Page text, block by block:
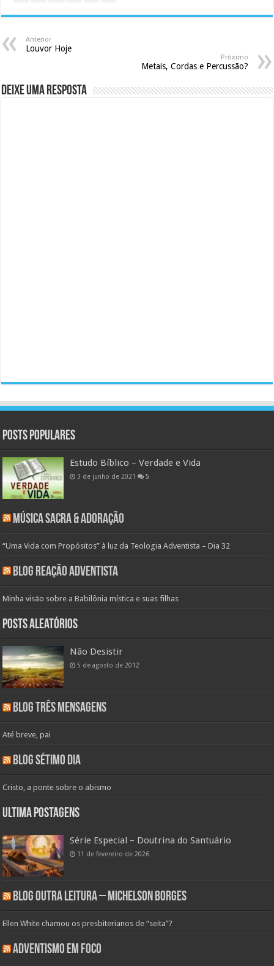
Anterior
Louvor Hoje
Próximo
Metais, Cordas e Percussão?
Deixe uma resposta
Posts populares
Estudo Bíblico – Verdade e Vida
3 de junho de 2021 5
Música Sacra & Adoração
“Uma Vida com Propósitos” à luz da Teologia Adventista – Dia 32
Blog Reação Adventista
Minha visão sobre a Babilônia mística e suas filhas
Posts aleatórios
Não Desistir
5 de agosto de 2012
Blog Três Mensagens
Até breve, pai
Blog Sétimo Dia
Cristo, a ponte sobre o abismo
Ultima Postagens
Série Especial – Doutrina do Santuário
11 de fevereiro de 2026
Blog Outra Leitura – Michelson Borges
Ellen White chamou os presbiterianos de “seita”?
Adventismo em Foco